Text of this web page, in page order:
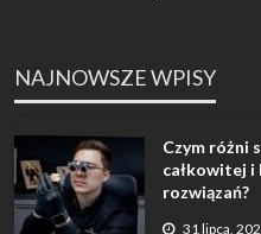
NAJNOWSZE WPISY
Czym różni
całkowitej i
rozwiązań?
31 lipca,